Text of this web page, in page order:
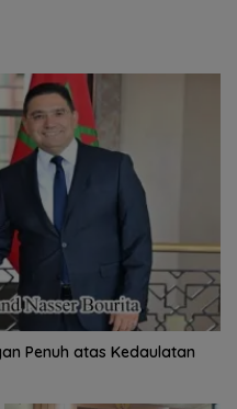
Penuh atas Kedaulatan